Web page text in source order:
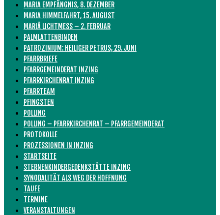
MARIA EMPFÄNGNIS, 8. DEZEMBER
MARIA HIMMELFAHRT, 15. AUGUST
MARIÄ LICHTMESS – 2. FEBRUAR
PALMLATTENBINDEN
PATROZINIUM: HEILIGER PETRUS, 29. JUNI
PFARRBRIEFE
PFARRGEMEINDERAT INZING
PFARRKIRCHENRAT INZING
PFARRTEAM
PFINGSTEN
POLLING
POLLING – PFARRKIRCHENRAT – PFARRGEMEINDERAT
PROTOKOLLE
PROZESSIONEN IN INZING
STARTSEITE
STERNENKINDERGEDENKSTÄTTE INZING
SYNODALITÄT ALS WEG DER HOFFNUNG
TAUFE
TERMINE
VERANSTALTUNGEN